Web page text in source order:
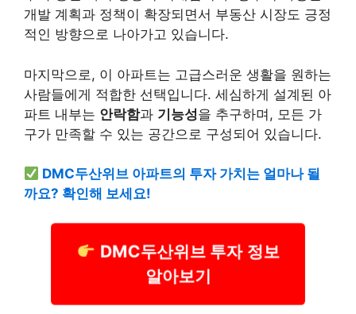
개발 계획과 정책이 확장되면서 부동산 시장도 긍정
적인 방향으로 나아가고 있습니다.
마지막으로, 이 아파트는 고급스러운 생활을 원하는
사람들에게 적합한 선택입니다. 세심하게 설계된 아
파트 내부는 안락함과 기능성을 추구하며, 모든 가
구가 만족할 수 있는 공간으로 구성되어 있습니다.
DMC두산위브 아파트의 투자 가치는 얼마나 될
까요? 확인해 보세요!
DMC두산위브 투자 정보
알아보기